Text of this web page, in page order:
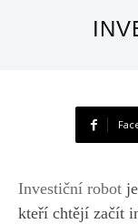
Investiční robot
kteří chtějí začít